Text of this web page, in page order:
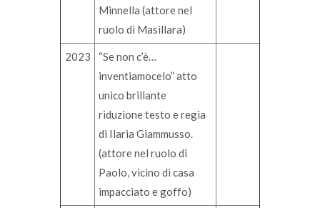
Minnella (attore nel
ruolo di Masillara)
2023
“Se non c’è…
inventiamocelo” atto
unico brillante
riduzione testo e regia
di Ilaria Giammusso.
(attore nel ruolo di
Paolo, vicino di casa
impacciato e goffo)